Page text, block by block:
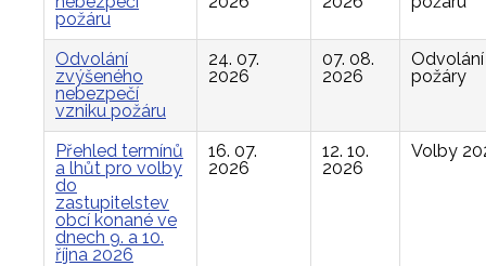
požáru
Odvolání
zvýšeného
nebezpečí
vzniku požáru
24. 07.
2026
07. 08.
2026
Odvolání
požáry
Přehled termínů
a lhůt pro volby
do
zastupitelstev
obcí konané ve
dnech 9. a 10.
října 2026
16. 07.
2026
12. 10.
2026
Volby